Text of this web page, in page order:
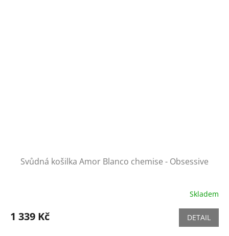
Svůdná košilka Amor Blanco chemise - Obsessive
Skladem
1 339 Kč DETAIL